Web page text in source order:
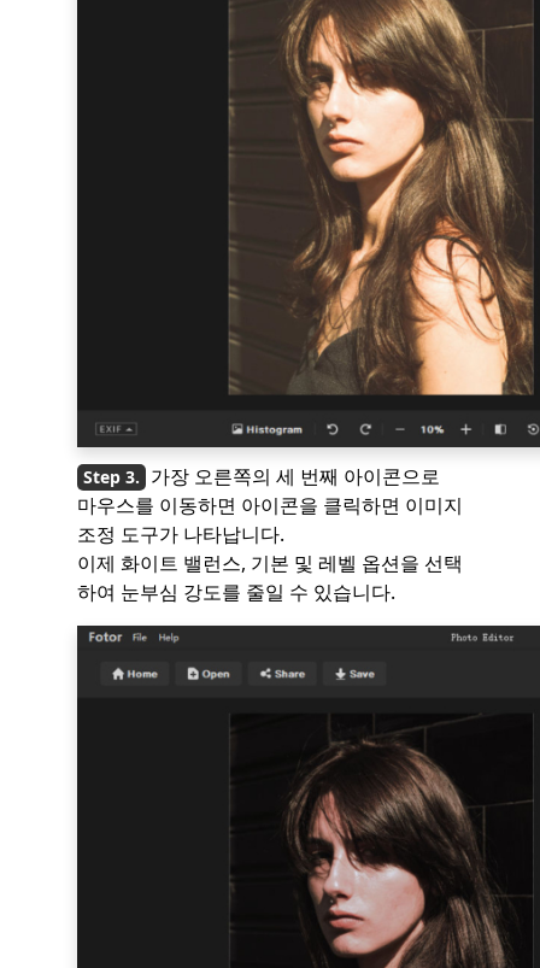
가장 오른쪽의 세 번째 아이콘으로
마우스를 이동하면 아이콘을 클릭하면 이미지
조정 도구가 나타납니다.
이제 화이트 밸런스, 기본 및 레벨 옵션을 선택
하여 눈부심 강도를 줄일 수 있습니다.